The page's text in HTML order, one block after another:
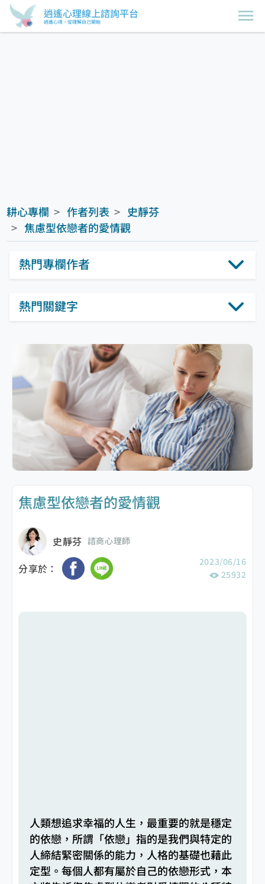
逍遙心理線上諮詢平台
逍遙心境，從理解自己開始
焦慮型依戀者的愛情觀
史靜芬 諮商心理師
分享於：
2023/06/16
25932
人類想追求幸福的人生，最重要的就是穩定
的依戀，所謂「依戀」指的是我們與特定的
人締結緊密關係的能力，人格的基礎也藉此
定型。每個人都有屬於自己的依戀形式，本
熱門關鍵字
熱門專欄作者
耕心專欄 作者列表
史靜芬
焦慮型依戀者的愛情觀